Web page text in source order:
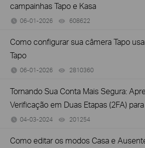
campainhas Tapo e Kasa
06-01-2026 608622
Como configurar sua câmera Tapo
Tapo
06-01-2026 2810360
Tornando Sua Conta Mais Segura:
Verificação em Duas Etapas (2FA)
04-03-2024 201254
Como editar os modos Casa e